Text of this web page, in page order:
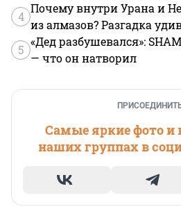
4
Почему внутри Урана и
из алмазов? Разгадка
5
«Дед разбушевался»:
— что он натворил
Самые яркие фото и
наших группах в